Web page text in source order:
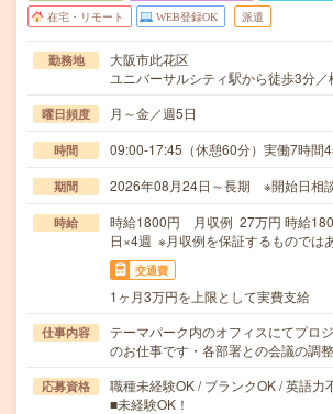
在宅・リモート WEB登録OK 派遣
勤務地
大阪市此花区
ユニバーサルシティ駅から徒歩3分
曜日頻度 月～金／週5日
時間 09:00-17:45（休憩60分）実働7時間
期間 2026年08月24日～長期 ※開始日相
時給
時給1800円 月収例 27万円 時給
日×4週 ※月収例を保証するものでは
交通費
1ヶ月3万円を上限として実費支給
仕事内容
テーマパーク内のオフィスにてプロ
のお仕事です・各部署との会議の調
応募資格
職種未経験OK / ブランクOK / 英語力
■未経験OK！